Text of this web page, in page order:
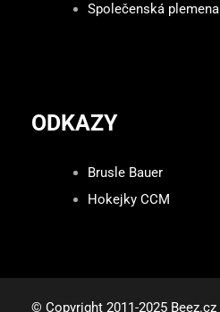
Společenská plemena
ODKAZY
Brusle Bauer
Hokejky CCM
© Copyright 2011-2025 Beez.cz